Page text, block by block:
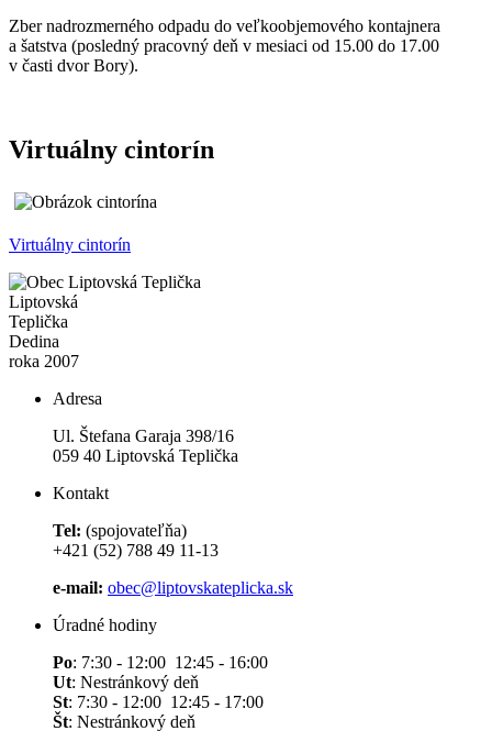
Zber nadrozmerného odpadu do veľkoobjemového kontajnera
a šatstva (posledný pracovný deň v mesiaci od 15.00 do 17.00
v časti dvor Bory).
Virtuálny cintorín
Virtuálny cintorín
Liptovská
Teplička
Dedina
roka 2007
Adresa
Ul. Štefana Garaja 398/16
059 40 Liptovská Teplička
Kontakt
Tel: (spojovateľňa)
+421 (52) 788 49 11-13
e-mail: obec@liptovskateplicka.sk
Úradné hodiny
Po: 7:30 - 12:00 12:45 - 16:00
Ut: Nestránkový deň
St: 7:30 - 12:00 12:45 - 17:00
Št: Nestránkový deň